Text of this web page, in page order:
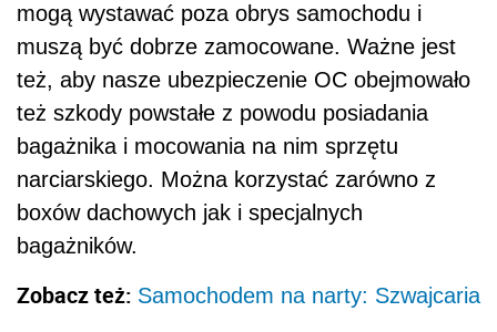
mogą wystawać poza obrys samochodu i
muszą być dobrze zamocowane. Ważne jest
też, aby nasze ubezpieczenie OC obejmowało
też szkody powstałe z powodu posiadania
bagażnika i mocowania na nim sprzętu
narciarskiego. Można korzystać zarówno z
boxów dachowych jak i specjalnych
bagażników.
Zobacz też: Samochodem na narty: Szwajcaria